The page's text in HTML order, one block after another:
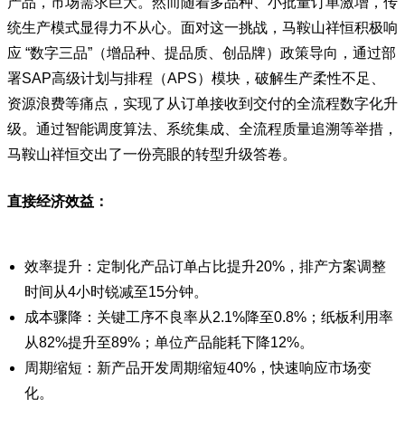
统生产模式显得力不从心。面对这一挑战，马鞍山祥恒积极响
应 “数字三品”（增品种、提品质、创品牌）政策导向，通过部
署SAP高级计划与排程（APS）模块，破解生产柔性不足、
资源浪费等痛点，实现了从订单接收到交付的全流程数字化升
级。通过智能调度算法、系统集成、全流程质量追溯等举措，
马鞍山祥恒交出了一份亮眼的转型升级答卷。
直接经济效益：
效率提升：定制化产品订单占比提升20%，排产方案调整
时间从4小时锐减至15分钟。
成本骤降：关键工序不良率从2.1%降至0.8%；纸板利用率
从82%提升至89%；单位产品能耗下降12%。
周期缩短：新产品开发周期缩短40%，快速响应市场变
化。